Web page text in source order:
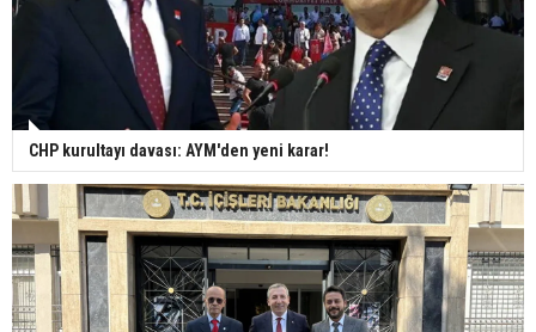
CHP kurultayı davası: AYM'den yeni karar!